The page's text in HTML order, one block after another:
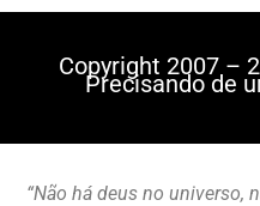
Copyright 2007 –
Precisando de
“Não há deus no universo,